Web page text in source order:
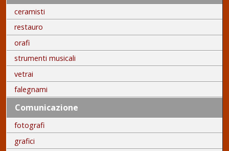
ceramisti
restauro
orafi
strumenti musicali
vetrai
falegnami
Comunicazione
fotografi
grafici